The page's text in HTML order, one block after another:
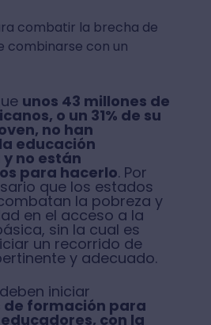
combatir la brecha de
combinarse con un
unos 43 millones de
o un 31% de su
no han
educación
no están
para hacerlo. Por
que los estados
la pobreza y
en el acceso a la
sin la cual es
un recorrido de
y adecuado.
iniciar
formación para
con la